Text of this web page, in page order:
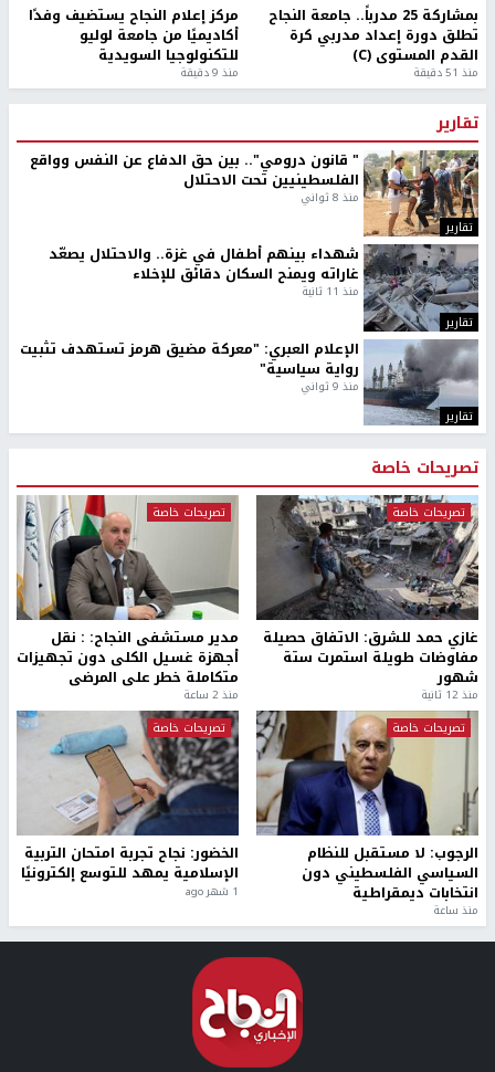
بمشاركة 25 مدرباً.. جامعة النجاح
تطلق دورة إعداد مدربي كرة
القدم المستوى (C)
منذ 51 دقيقة
مركز إعلام النجاح يستضيف وفدًا
أكاديميًا من جامعة لوليو
للتكنولوجيا السويدية
منذ 9 دقيقة
تقارير
تقارير
" قانون درومي".. بين حق الدفاع عن النفس وواقع
الفلسطينيين تحت الاحتلال
منذ 8 ثواني
تقارير
شهداء بينهم أطفال في غزة.. والاحتلال يصعّد
غاراته ويمنح السكان دقائق للإخلاء
منذ 11 ثانية
تقارير
الإعلام العبري: "معركة مضيق هرمز تستهدف تثبيت
رواية سياسية"
منذ 9 ثواني
تصريحات خاصة
تصريحات خاصة
غازي حمد للشرق: الاتفاق حصيلة
مفاوضات طويلة استمرت ستة
شهور
منذ 12 ثانية
تصريحات خاصة
مدير مستشفى النجاح: : نقل
أجهزة غسيل الكلى دون تجهيزات
متكاملة خطر على المرضى
منذ 2 ساعة
تصريحات خاصة
الرجوب: لا مستقبل للنظام
السياسي الفلسطيني دون
انتخابات ديمقراطية
منذ ساعة
تصريحات خاصة
الخضور: نجاح تجربة امتحان التربية
الإسلامية يمهد للتوسع إلكترونيًا
1 شهر ago